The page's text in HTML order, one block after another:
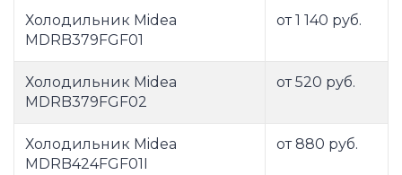
Холодильник Midea
MDRB379FGF01
от 1 140 руб.
Холодильник Midea
MDRB379FGF02
от 520 руб.
Холодильник Midea
MDRB424FGF01I
от 880 руб.